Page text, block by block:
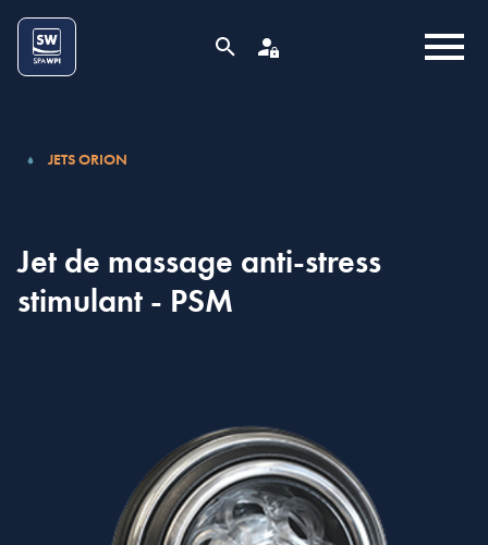
RECHERCHEESPACE PRO
MENU
JETS ORION
Jet de massage anti-stress
stimulant - PSM